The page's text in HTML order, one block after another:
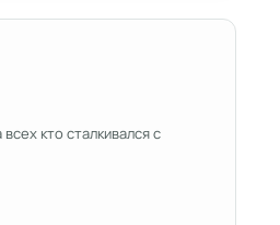
кто сталкивался с